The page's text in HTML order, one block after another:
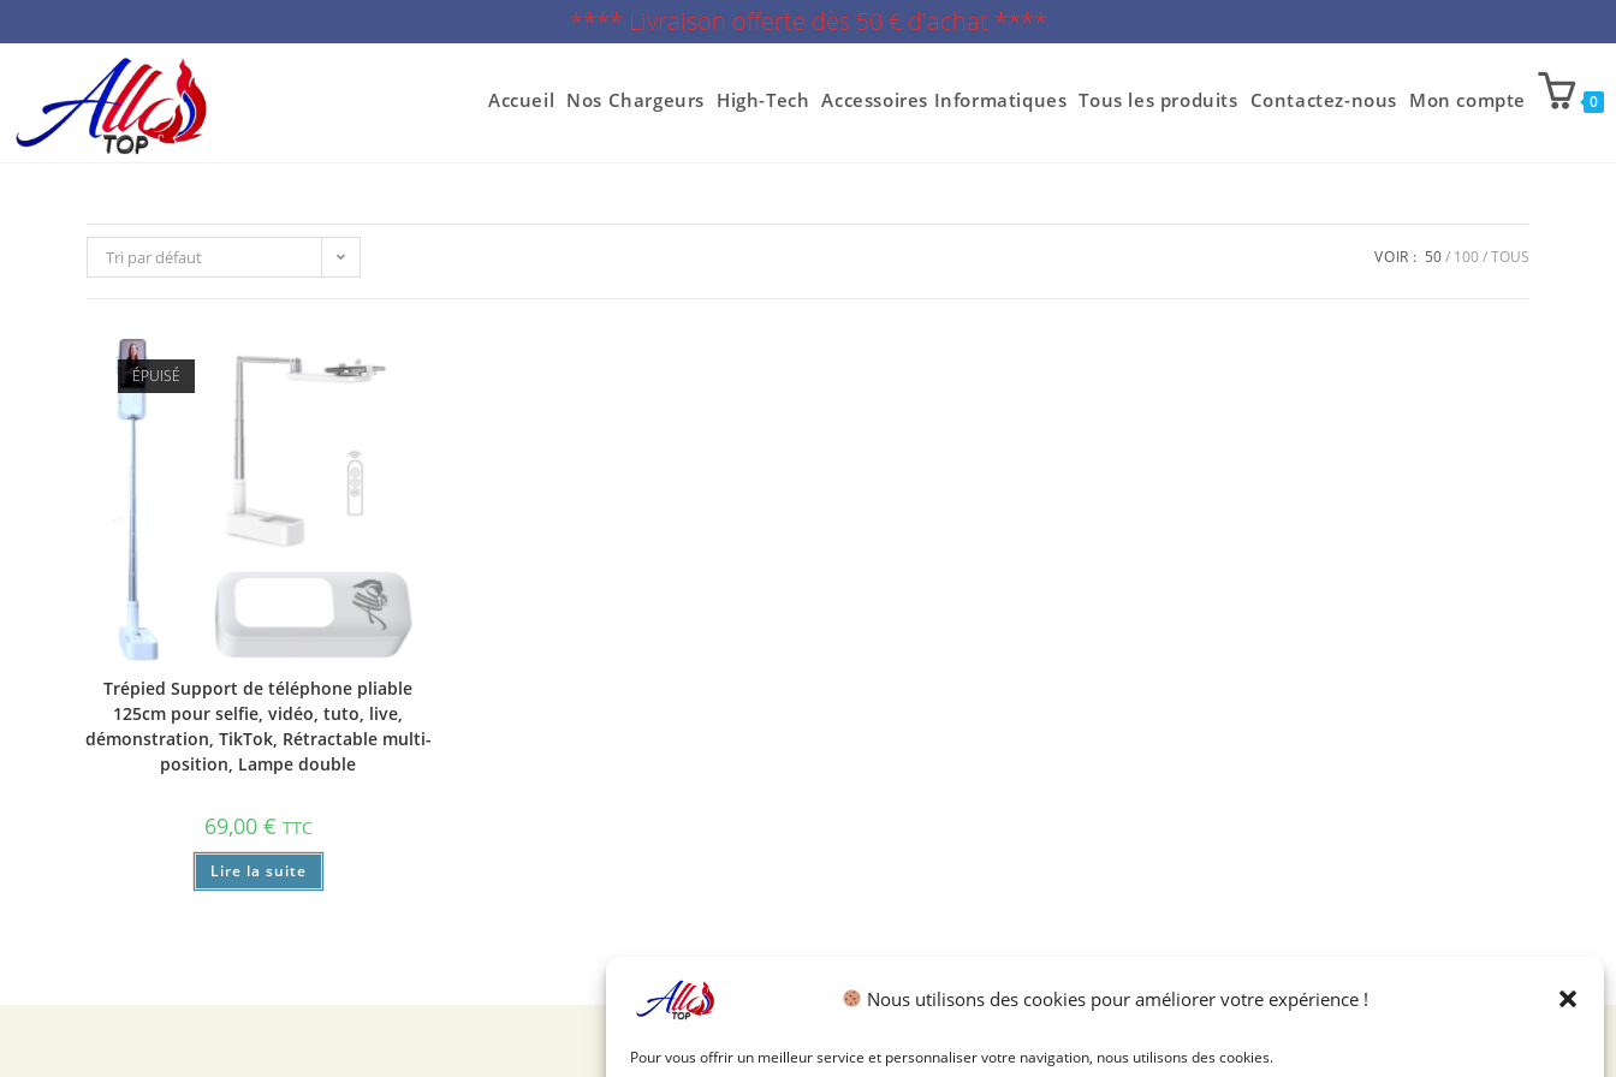
Nous utilisons des cookies pour améliorer votre expérience !
Pour vous offrir un meilleur service et personnaliser votre navigation, nous utilisons des cookies.
**** Livraison offerte dès 50 € d'achat ****
Accueil Nos Chargeurs High-Tech Accessoires Informatiques Tous les produits Contactez-nous Mon compte 0
Tri par défaut VOIR : 50 100 TOUS
ÉPUISÉ
Trépied Support de téléphone pliable
125cm pour selfie, vidéo, tuto, live,
démonstration, TikTok, Rétractable multi-
position, Lampe double
69,00 € TTC
Lire la suite